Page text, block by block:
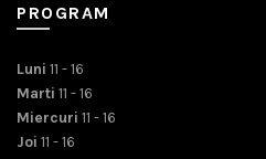
PROGRAM
Luni 11 - 16
Marti 11 - 16
Miercuri 11 - 16
Joi 11 - 16